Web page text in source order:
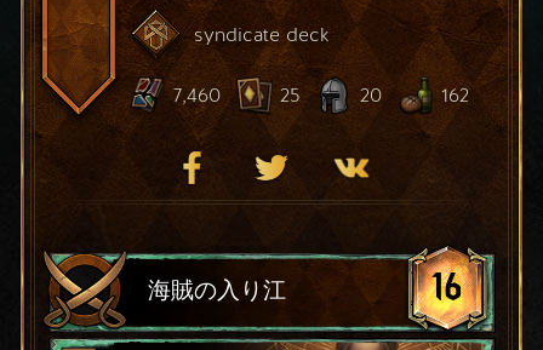
syndicate deck
7,460 25 20 162
海賊の入り江 16